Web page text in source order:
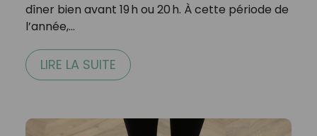
dîner bien avant 19 h ou 20 h. À cette période de
l’année,…
LIRE LA SUITE